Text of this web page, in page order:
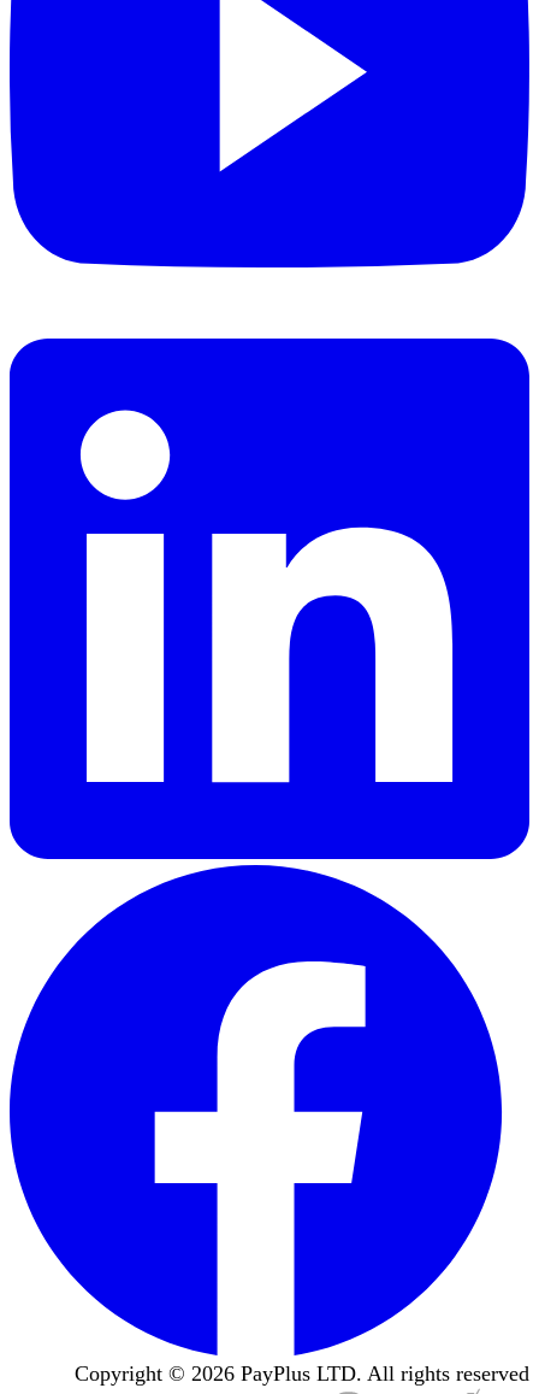
Copyright © 2026 PayPlus LTD. All rights reserved